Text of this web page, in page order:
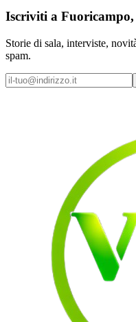
Iscriviti a Fuoricampo
Storie di sala, interviste,
spam.